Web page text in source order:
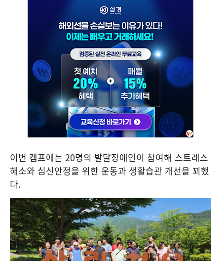
이번 캠프에는 20명의 발달장애인이 참여해 스트레스
해소와 심신안정을 위한 운동과 생활습관 개선을 꾀했
다.